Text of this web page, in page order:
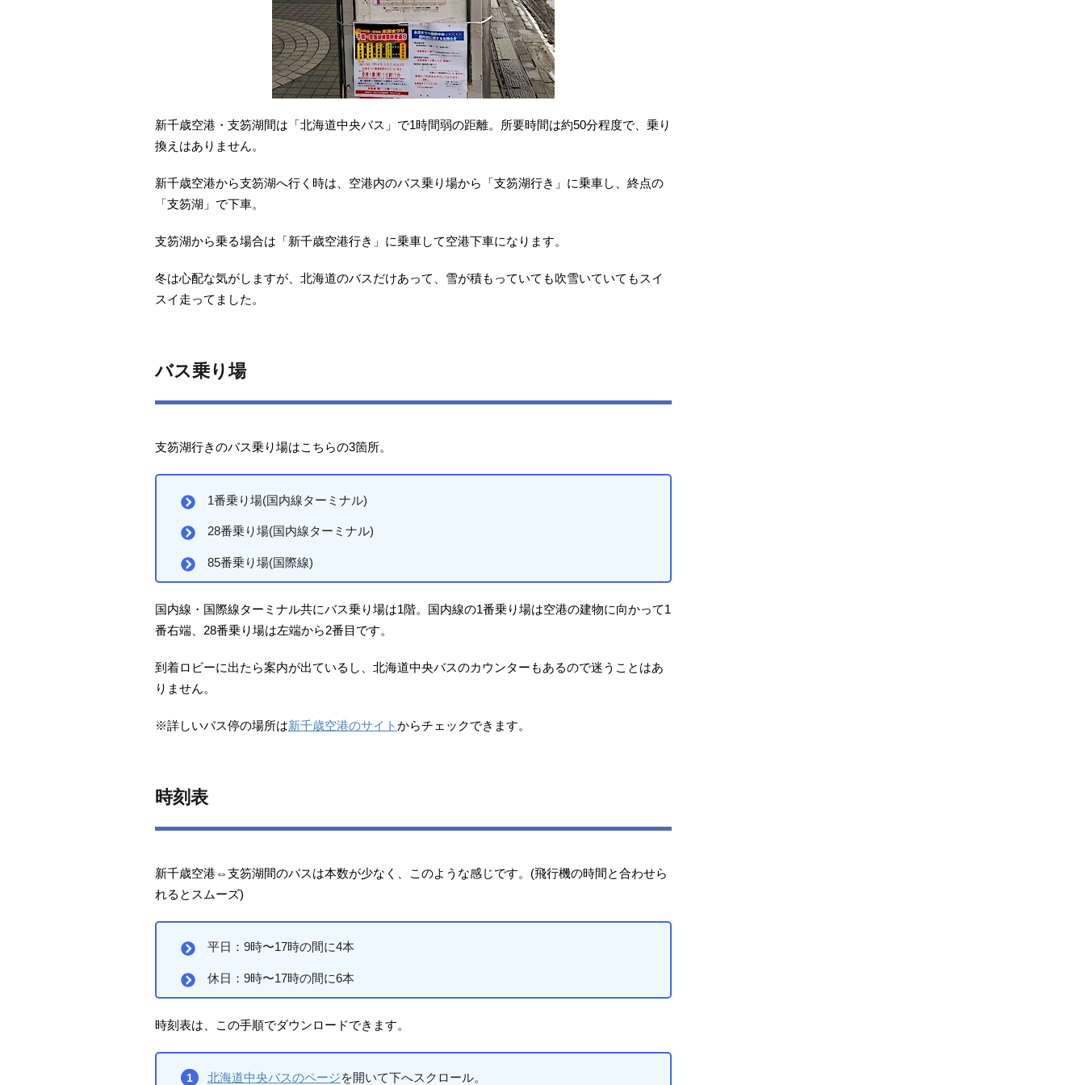
新千歳空港・支笏湖間は「北海道中央バス」で1時間弱の距離。所要時間は約50分程度で、乗り
換えはありません。
新千歳空港から支笏湖へ行く時は、空港内のバス乗り場から「支笏湖行き」に乗車し、終点の
「支笏湖」で下車。
支笏湖から乗る場合は「新千歳空港行き」に乗車して空港下車になります。
冬は心配な気がしますが、北海道のバスだけあって、雪が積もっていても吹雪いていてもスイ
スイ走ってました。
バス乗り場
支笏湖行きのバス乗り場はこちらの3箇所。
1番乗り場(国内線ターミナル)
28番乗り場(国内線ターミナル)
85番乗り場(国際線)
国内線・国際線ターミナル共にバス乗り場は1階。国内線の1番乗り場は空港の建物に向かって1
番右端、28番乗り場は左端から2番目です。
到着ロビーに出たら案内が出ているし、北海道中央バスのカウンターもあるので迷うことはあ
りません。
※詳しいバス停の場所は新千歳空港のサイトからチェックできます。
時刻表
新千歳空港⇔支笏湖間のバスは本数が少なく、このような感じです。(飛行機の時間と合わせら
れるとスムーズ)
平日：9時〜17時の間に4本
休日：9時〜17時の間に6本
時刻表は、この手順でダウンロードできます。
北海道中央バスのページを開いて下へスクロール。